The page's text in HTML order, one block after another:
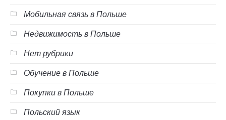
Мобильная связь в Польше
Недвижимость в Польше
Нет рубрики
Обучение в Польше
Покупки в Польше
Польский язык